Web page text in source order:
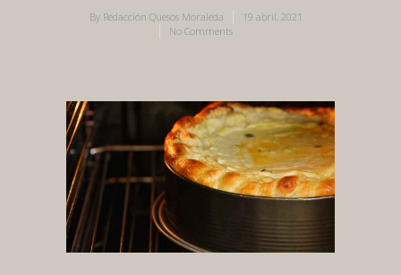
By Redacción Quesos Moraleda
19 abril, 2021
No Comments